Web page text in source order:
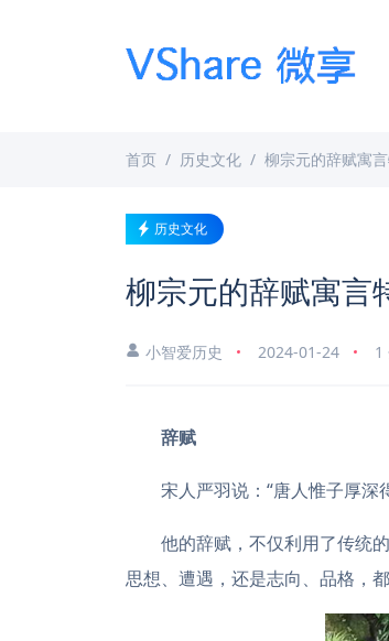
首页 历史文化 柳宗元的辞赋寓
历史文化
柳宗元的辞赋寓言
小智爱历史 2024-01-24 1
辞赋
宋人严羽说：“唐人惟子厚深
他的辞赋，不仅利用了传统
思想、遭遇，还是志向、品格，都